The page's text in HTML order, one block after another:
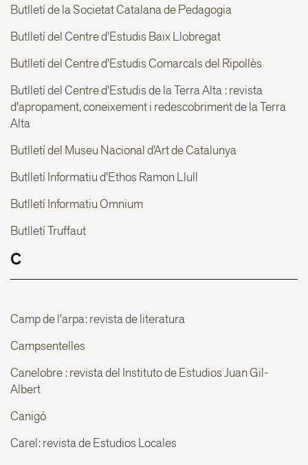
Butlletí de la Societat Catalana de Pedagogia
Butlletí del Centre d'Estudis Baix Llobregat
Butlletí del Centre d'Estudis Comarcals del Ripollès
Butlletí del Centre d'Estudis de la Terra Alta : revista
d'apropament, coneixement i redescobriment de la Terra
Alta
Butlletí del Museu Nacional d'Art de Catalunya
Butlletí Informatiu d'Ethos Ramon Llull
Butlletí Informatiu Omnium
Butlletí Truffaut
C
Camp de l'arpa: revista de literatura
Campsentelles
Canelobre : revista del Instituto de Estudios Juan Gil-
Albert
Canigó
Carel: revista de Estudios Locales